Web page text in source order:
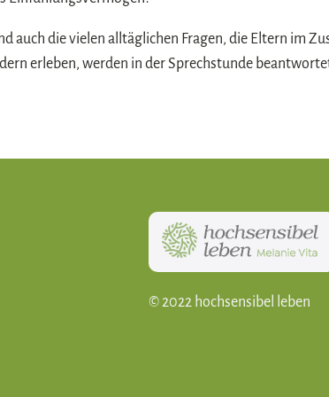
auch die vielen alltäglichen Fragen, die Eltern im
erleben, werden in der Sprechstunde
© 2022 hochsensibel leben